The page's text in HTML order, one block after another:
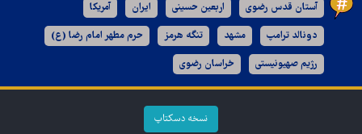
آستان قدس رضوی اربعین حسینی ایران آمریکا
دونالد ترامپ مشهد تنگه هرمز حرم مطهر امام رضا (ع)
رژیم صهیونیستی خراسان رضوی
نسخه دسکتاپ